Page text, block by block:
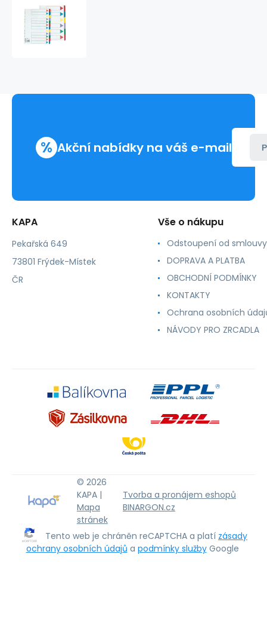
% Akční nabídky na váš e-mail
KAPA
Pekařská 649
73801 Frýdek-Místek
ČR
Vše o nákupu
Odstoupení od smlouvy
DOPRAVA A PLATBA
OBCHODNÍ PODMÍNKY
KONTAKTY
Ochrana osobních
NÁVODY PRO ZRCADLA
© 2026
KAPA |
Mapa
stránek
Tvorba a pronájem eshopů
BINARGON.cz
Tento web je chráněn reCAPTCHA a platí zásady
ochrany osobních údajů a podmínky služby Google